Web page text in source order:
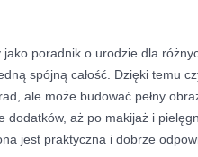
poradnik o urodzie dla
spójną całość. Dzięki temu
ale może budować pełny
dodatków, aż po makijaż i
jest praktyczna i dobrze